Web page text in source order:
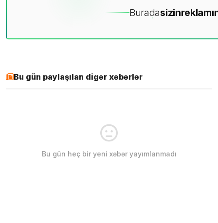
Buradasizin
Bu gün paylaşılan digər xəbərlər
Bu gün heç bir yeni xəbər yayımlanmadı